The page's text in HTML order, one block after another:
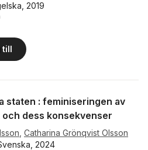
2019
Totalt antal röster:
till
staten : feminiseringen av
och dess konsekvenser
Catharina Grönqvist Olsson
2024